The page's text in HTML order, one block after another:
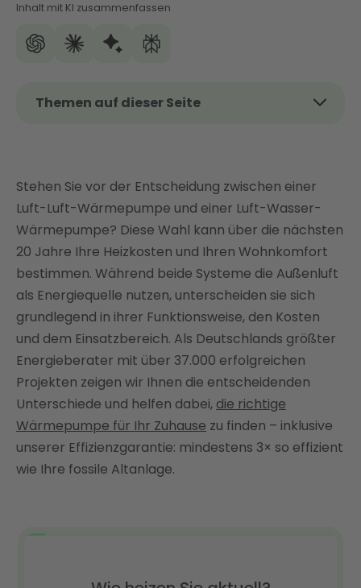
Inhalt mit KI zusammenfassen
Themen auf dieser Seite
Wärmepumpe: Die wichtigsten Unterschiede im
Luft-Luft-Wärmepumpe vs. Luft-Wasser-
Wärmepumpe: Vor- und Nachteile im Überblick
Fazit: Enter findet die passende Wärmepumpe für
Ihr Zuhause
FAQ
Stehen Sie vor der Entscheidung zwischen einer
Luft-Luft-Wärmepumpe und einer Luft-Wasser-
Wärmepumpe? Diese Wahl kann über die nächsten
20 Jahre Ihre Heizkosten und Ihren Wohnkomfort
bestimmen. Während beide Systeme die Außenluft
als Energiequelle nutzen, unterscheiden sie sich
grundlegend in ihrer Funktionsweise, den Kosten
und dem Einsatzbereich. Als Deutschlands größter
Energieberater mit über 37.000 erfolgreichen
Projekten zeigen wir Ihnen die entscheidenden
Unterschiede und helfen dabei, die richtige
Wärmepumpe für Ihr Zuhause zu finden – inklusive
unserer Effizienzgarantie: mindestens 3× so effizient
wie Ihre fossile Altanlage.